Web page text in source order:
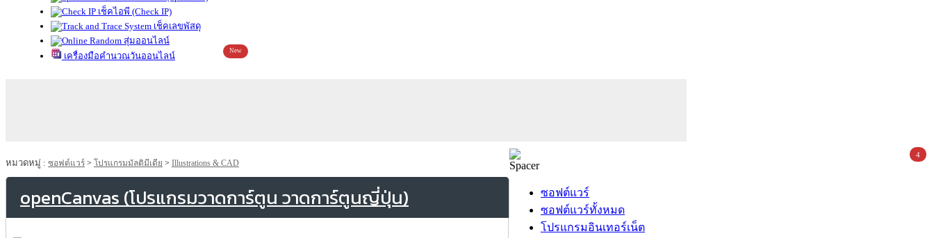
เช็คไอพี (Check IP)
เช็คเลขพัสดุ
สุ่มออนไลน์
เครื่องมือคำนวณวันออนไลน์
New
หมวดหมู่ : ซอฟต์แวร์ > โปรแกรมมัลติมีเดีย > Illustrations & CAD
openCanvas (โปรแกรมวาดการ์ตูน วาดการ์ตูนญี่ปุ่น)
ซอฟต์แวร์
ซอฟต์แวร์ทั้งหมด
โปรแกรมอินเทอร์เน็ต
4